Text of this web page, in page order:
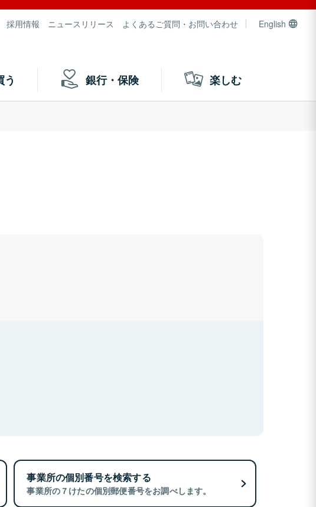
採用情報 ニュースリリース よくあるご質問・お問い合わせ English
う 銀行・保険 楽しむ
事業所の個別番号を検索する
事業所の７けたの個別郵便番号をお調べします。